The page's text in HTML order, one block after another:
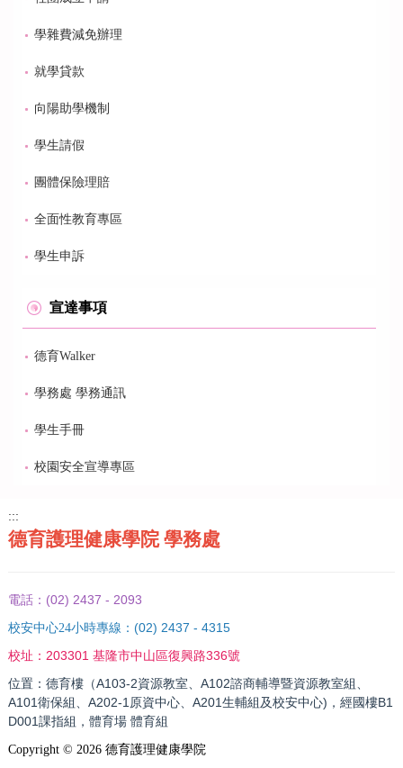
學雜費減免辦理
就學貸款
向陽助學機制
學生請假
團體保險理賠
全面性教育專區
學生申訴
宣達事項
德育Walker
學務處 學務通訊
學生手冊
校園安全宣導專區
:::
德育護理健康學院 學務處
電話： (02) 2437 - 2093
校安中心24小時專線： (02) 2437 - 4315
校址： 203301 基隆市中山區復興路336號
位置：德育樓（A103-2資源教室、A102諮商輔導暨資源教室組、
A101衛保組、A202-1原資中心、A201生輔組及校安中心)，經國樓B1
D001課指組，體育場 體育組
Copyright © 2026德育護理健康學院